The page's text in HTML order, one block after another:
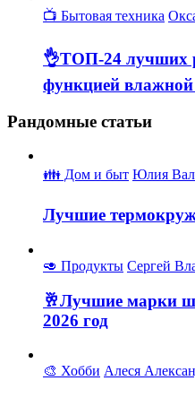
📺 Бытовая техника
👌ТОП-24 лучших
функцией влажной
Рандомные статьи
👪 Дом и быт Юлия
Лучшие
🥑 Продукты Сергей
🥂Лучшие марки
2026 год
🎨 Хобби Алеся